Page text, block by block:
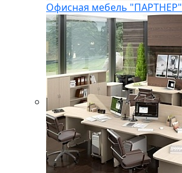
Офисная мебель "ПАРТНЕР"